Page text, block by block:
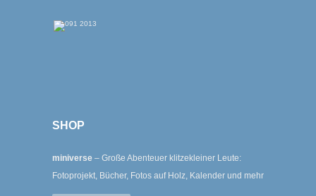
SHOP
miniverse – Große Abenteuer klitzekleiner Leute:
Fotoprojekt, Bücher, Fotos auf Holz, Kalender und mehr